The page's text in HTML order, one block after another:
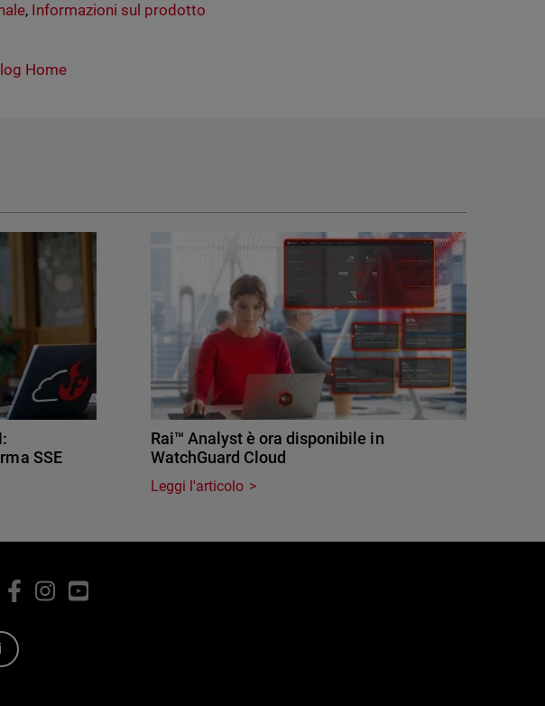
, Informazioni sul prodotto
Home
SSE
Rai™ Analyst è ora disponibile in
WatchGuard Cloud
Leggi l'articolo
Facebook
InstagramYouTube